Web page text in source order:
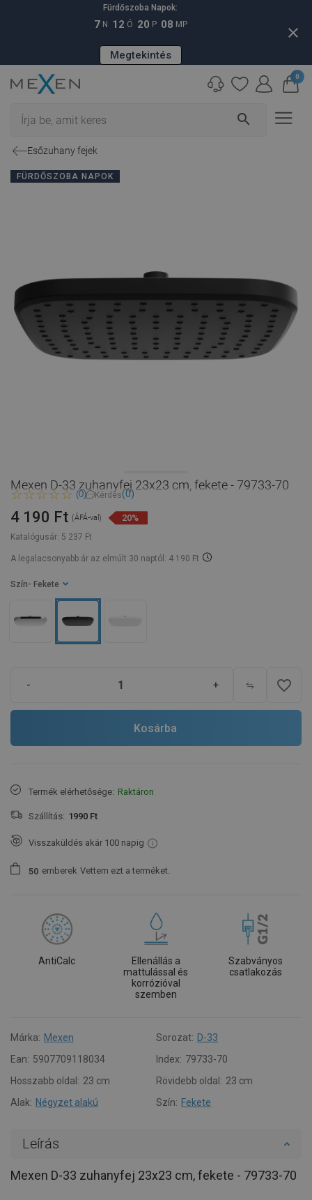
Fürdőszoba Napok:
7 N 12 Ó 20 P 07 MP
Megtekintés
close
search
0
Esőzuhany fejek
FÜRDŐSZOBA NAPOK
Mexen D-33 zuhanyfej 23x23 cm, fekete - 79733-70
(0) Kérdés(0)
Katalógusár: 5 237 Ft
4 190 Ft (ÁFÁ-val) 20%
A legalacsonyabb ár az elmúlt 30 naptól: 4 190 Ft
Szín - Fekete
- + favorite_border
Kosárba
Termék elérhetősége: Raktáron
Szállítás: 1990 Ft
Visszaküldés akár 100 napig
50 emberek Vettem ezt a terméket.
AntiCalc
Ellenállás a
mattulással és
korrózióval
szemben
Szabványos
csatlakozás
Márka: Mexen Sorozat: D-33
Ean: 5907709118034 Index: 79733-70
Hosszabb oldal: 23 cm Rövidebb oldal: 23 cm
Alak: Négyzet alakú Szín: Fekete
Leírás
Mexen D-33 zuhanyfej 23x23 cm, fekete - 79733-70